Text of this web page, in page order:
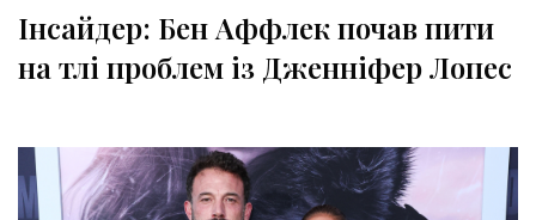
Інсайдер: Бен Аффлек почав пити
на тлі проблем із Дженніфер Лопес